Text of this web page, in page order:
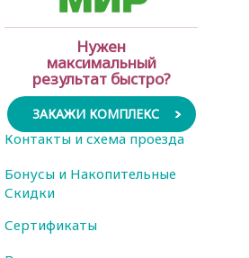
Нужен
максимальный
результат быстро?
ЗАКАЖИ КОМПЛЕКС
Контакты и схема проезда
Бонусы и Накопительные
Скидки
Сертификаты